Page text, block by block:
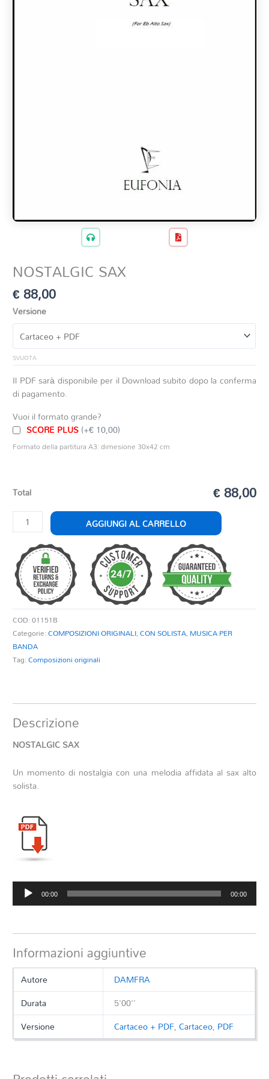
NOSTALGIC SAX
€88,00
Versione
SVUOTA
Il PDF sarà disponibile per il Download subito dopo la conferma
di pagamento.
Vuoi il formato grande?
SCORE PLUS(+€ 10,00)
Formato della partitura A3: dimesione 30x42 cm
Total € 88,00
NOSTALGIC
SAX
quantità
AGGIUNGI AL CARRELLO
COD:01151B
Categorie:COMPOSIZIONI ORIGINALI,CON SOLISTA, MUSICA PER
BANDA
Tag:Composizioni originali
Descrizione
NOSTALGIC SAX
Un momento di nostalgia con una melodia affidata al sax alto
solista.
Audio
Player
00:00 00:00
Informazioni aggiuntive
Autore
DAMFRA
Durata
5'00''
Versione
Cartaceo + PDF,Cartaceo, PDF